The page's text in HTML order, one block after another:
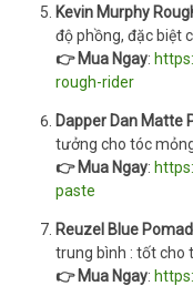
Kevin Murphy
độ phồng, đặc biệt
👉 Mua Ngay:
rough-rider
Dapper Dan Matte
tưởng cho tóc
👉 Mua Ngay:
paste
Reuzel Blue
trung bình : tốt cho
👉 Mua Ngay: